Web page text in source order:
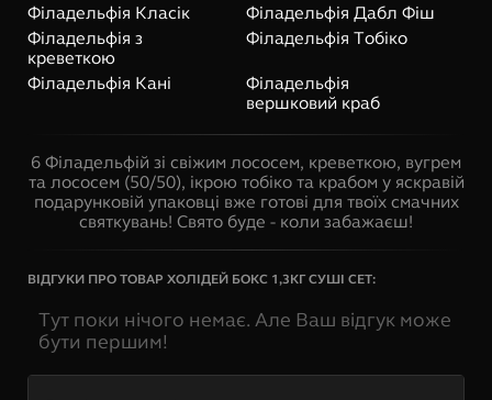
Філадельфія Класік
Філадельфія Дабл Фіш
Філадельфія з
креветкою
Філадельфія Тобіко
Філадельфія Кані
Філадельфія
вершковий краб
6 Філадельфій зі свіжим лососем, креветкою, вугрем
та лососем (50/50), ікрою тобіко та крабом у яскравій
подарунковій упаковці вже готові для твоїх смачних
святкувань! Свято буде - коли забажаєш!
ВІДГУКИ ПРО ТОВАР ХОЛІДЕЙ БОКС 1,3КГ СУШІ СЕТ:
Тут поки нічого немає. Але Ваш відгук може
бути першим!